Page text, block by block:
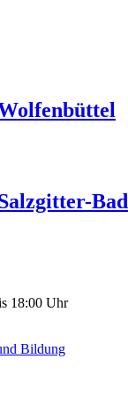
Bad
18:00 Uhr
Bildung